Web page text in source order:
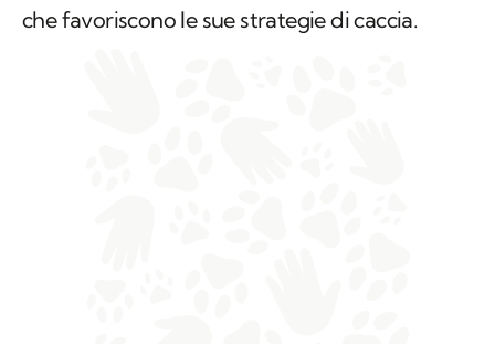
che favoriscono le sue strategie di caccia.